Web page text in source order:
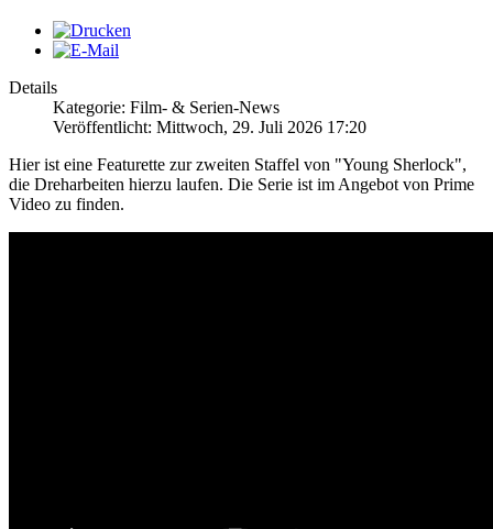
Details
Kategorie: Film- & Serien-News
Veröffentlicht: Mittwoch, 29. Juli 2026 17:20
Hier ist eine Featurette zur zweiten Staffel von "Young Sherlock",
die Dreharbeiten hierzu laufen. Die Serie ist im Angebot von Prime
Video zu finden.